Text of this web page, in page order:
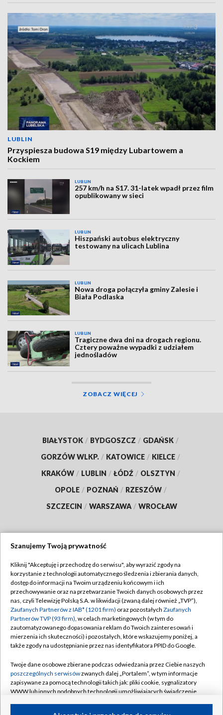
LUBLIN
Przyspiesza budowa S19 między Lubartowem a
Kockiem
LUBLIN
257 km/h na S17. 31-latek wpadł przez film
opublikowany w sieci
LUBLIN
Hiszpański autobus elektryczny
testowany na ulicach Lublina
LUBLIN
Nowa droga połączyła gminy Zalesie i
Biała Podlaska
LUBLIN
Tragiczne dwa dni na drogach regionu.
Cztery poważne wypadki z udziałem
jednośladów
ZOBACZ WIĘCEJ
BIAŁYSTOK / BYDGOSZCZ / GDAŃSK /
GORZÓW WLKP. / KATOWICE / KIELCE /
KRAKÓW / LUBLIN / ŁÓDŹ / OLSZTYN /
OPOLE / POZNAŃ / RZESZÓW /
SZCZECIN / WARSZAWA / WROCŁAW
TVP
Abonament TVP
Emisja w TVP
Centrum informacji TVP
Naziemna Telewizja Cyfrowa
Rada Programowa
System NOS
Informacje o nadawcy
Regulamin TVP
Polityka prywatności
Moje zgody
Pomoc
Kontakt
Kanały
Szanujemy Twoją prywatność
Kliknij "Akceptuję i przechodzę do serwisu", aby wyrazić zgody na
korzystanie z technologii automatycznego śledzenia i zbierania danych,
dostęp do informacji na Twoim urządzeniu końcowym i ich
przechowywanie oraz na przetwarzanie Twoich danych osobowych przez
nas, czyli Telewizję Polską S.A. w likwidacji (zwaną dalej również „TVP”),
Zaufanych Partnerów z IAB* (1201 firm) oraz pozostałych Zaufanych
Partnerów TVP (93 firm), w celach marketingowych (w tym do
zautomatyzowanego dopasowania reklam do Twoich zainteresowań i
mierzenia ich skuteczności) i pozostałych, które wskazujemy poniżej, a
także zgody na udostępnianie przez nas identyfikatora PPID do Google.
Twoje dane osobowe zbierane podczas odwiedzania przez Ciebie naszych
poszczególnych serwisówzwanych dalej „Portalem”, w tym informacje
zapisywane za pomocą technologii takich jak: pliki cookie, sygnalizatory
WWW lub innych podobnych technologii umożliwiających świadczenie